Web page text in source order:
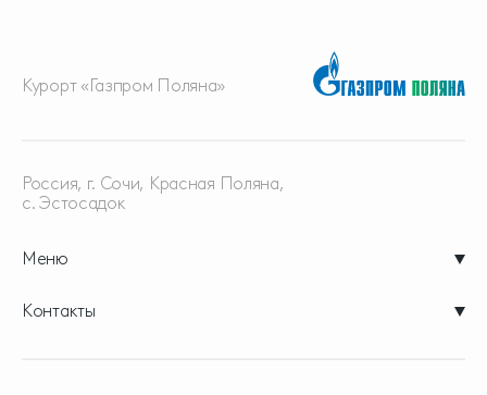
Курорт «Газпром Поляна»
Меню
Россия, г. Сочи, Красная Поляна,
с. Эстосадок
Контакты